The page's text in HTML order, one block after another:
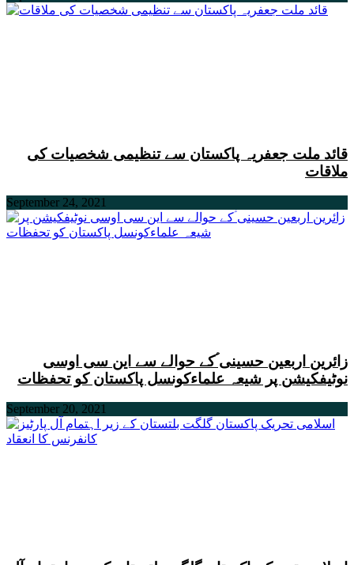
قائد ملت جعفریہ پاکستان سے تنظیمی شخصیات کی
ملاقات
September 24, 2021
زائرین اربعین حسینی ؑکے حوالے سے این سی اوسی
نوٹیفکیشن پر شیعہ علماءکونسل پاکستان کو تحفظات
September 20, 2021